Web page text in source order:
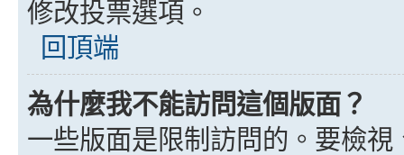
修改投票選項。
回頂端
為什麼我不能訪問這個版面？
一些版面是限制訪問的。要檢